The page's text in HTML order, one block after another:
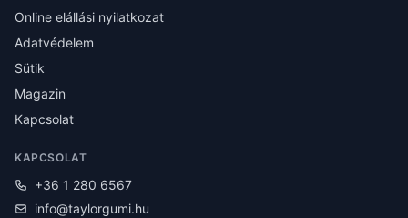
Online elállási nyilatkozat
Adatvédelem
Sütik
Magazin
Kapcsolat
KAPCSOLAT
+36 1 280 6567
info@taylorgumi.hu